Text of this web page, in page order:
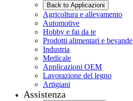
Back to Applicazioni
Agricoltura e allevamento
Automotive
Hobby e fai da te
Prodotti alimentari e bevande
Industria
Medicale
Applicazioni OEM
Lavorazione del legno
Artigiani
Assistenza